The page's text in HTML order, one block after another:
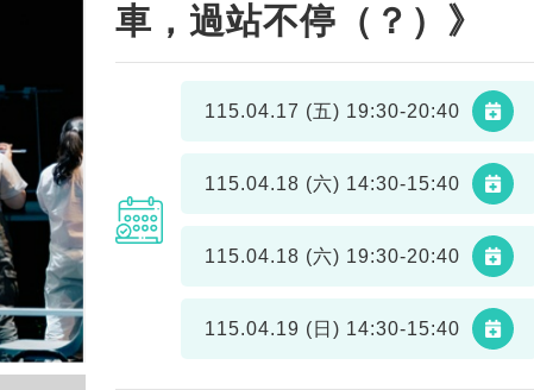
車，過站不停（？）》
115.04.17 (五) 19:30-20:40
115.04.18 (六) 14:30-15:40
115.04.18 (六) 19:30-20:40
115.04.19 (日) 14:30-15:40